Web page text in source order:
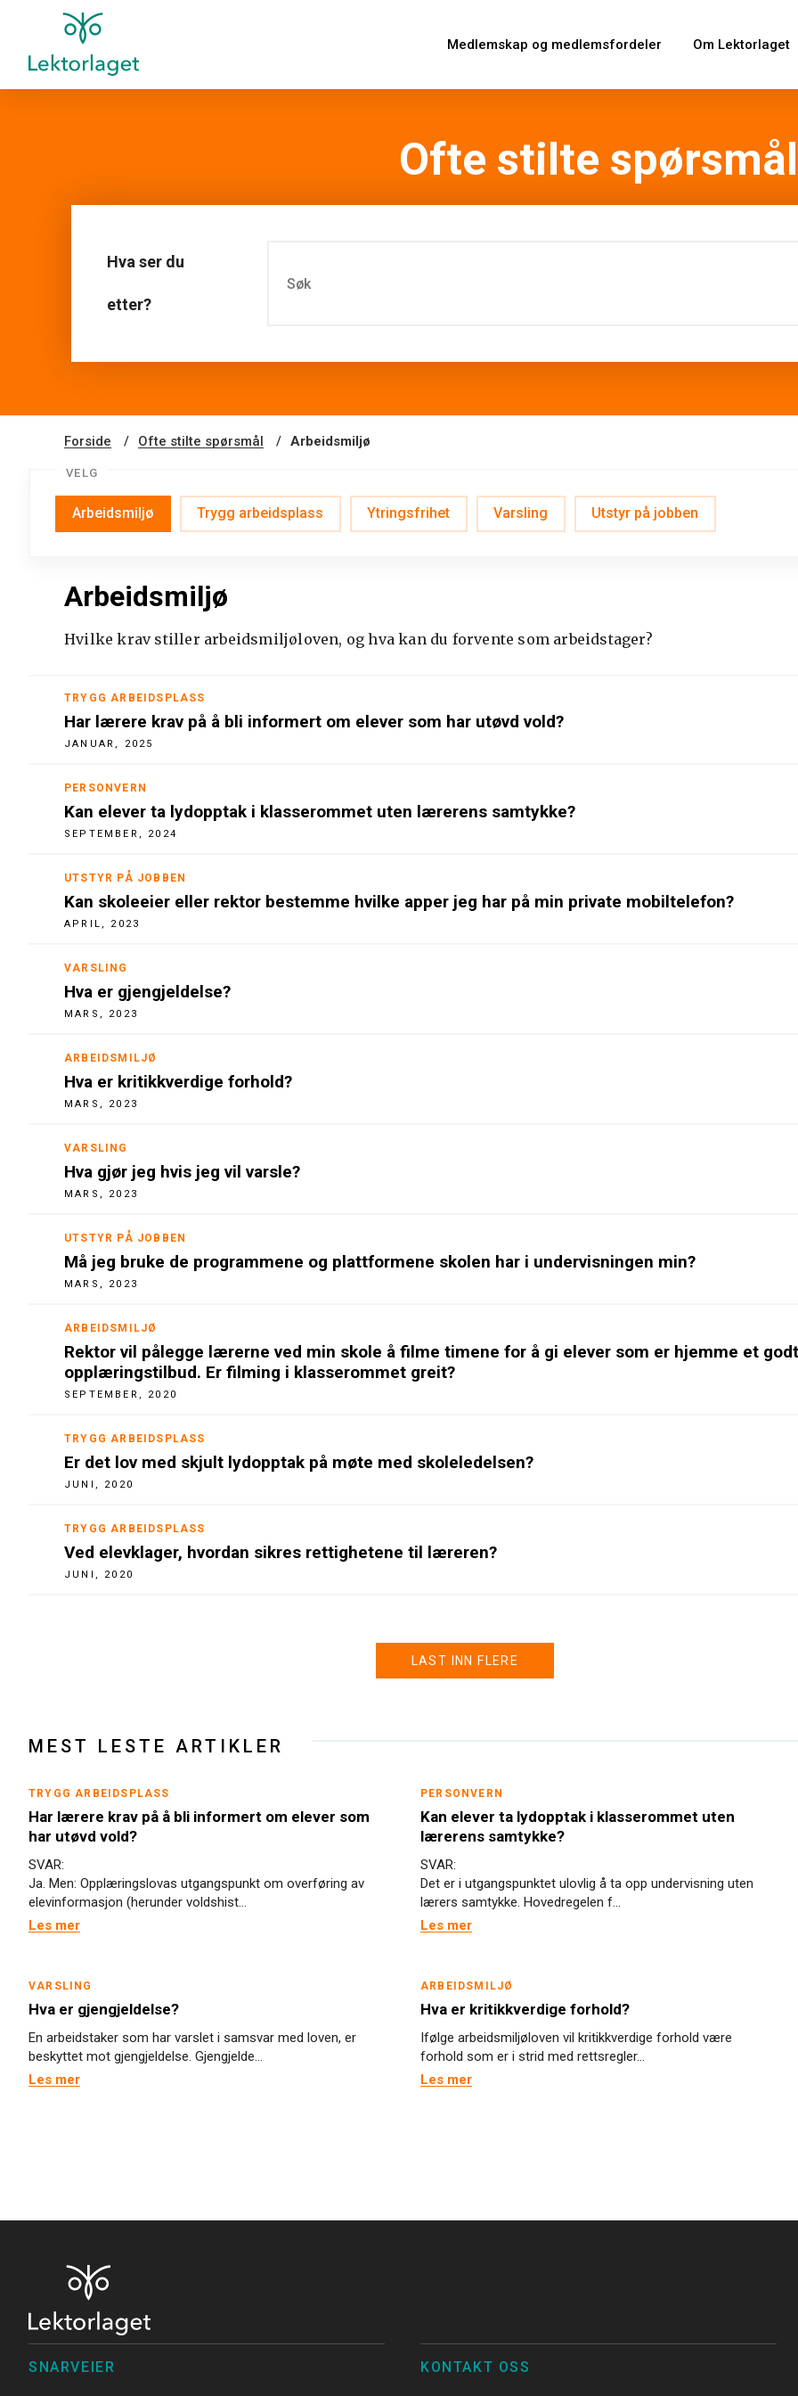
Medlemskap og medlemsfordeler Om Lektorlaget
Ofte stilte spørsmål
Hva ser du
etter?
Forside Ofte stilte spørsmål Arbeidsmiljø
VELG
Arbeidsmiljø Trygg arbeidsplass Ytringsfrihet Varsling Utstyr på jobben
Arbeidsmiljø
Hvilke krav stiller arbeidsmiljøloven, og hva kan du forvente som arbeidstager?
TRYGG ARBEIDSPLASS
Har lærere krav på å bli informert om elever som har utøvd vold?
JANUAR, 2025
PERSONVERN
Kan elever ta lydopptak i klasserommet uten lærerens samtykke?
SEPTEMBER, 2024
UTSTYR PÅ JOBBEN
Kan skoleeier eller rektor bestemme hvilke apper jeg har på min private mobiltelefon?
APRIL, 2023
VARSLING
Hva er gjengjeldelse?
MARS, 2023
ARBEIDSMILJØ
Hva er kritikkverdige forhold?
MARS, 2023
VARSLING
Hva gjør jeg hvis jeg vil varsle?
MARS, 2023
UTSTYR PÅ JOBBEN
Må jeg bruke de programmene og plattformene skolen har i undervisningen min?
MARS, 2023
ARBEIDSMILJØ
Rektor vil pålegge lærerne ved min skole å filme timene for å gi elever som er hjemme et godt
opplæringstilbud. Er filming i klasserommet greit?
SEPTEMBER, 2020
TRYGG ARBEIDSPLASS
Er det lov med skjult lydopptak på møte med skoleledelsen?
JUNI, 2020
TRYGG ARBEIDSPLASS
Ved elevklager, hvordan sikres rettighetene til læreren?
JUNI, 2020
LAST INN FLERE
MEST LESTE ARTIKLER
TRYGG ARBEIDSPLASS
Har lærere krav på å bli informert om elever som
har utøvd vold?
SVAR:
Ja. Men: Opplæringslovas utgangspunkt om overføring av
elevinformasjon (herunder voldshist...
Les mer
PERSONVERN
Kan elever ta lydopptak i klasserommet uten
lærerens samtykke?
SVAR:
Det er i utgangspunktet ulovlig å ta opp undervisning uten
lærers samtykke. Hovedregelen f...
Les mer
VARSLING
Hva er gjengjeldelse?
En arbeidstaker som har varslet i samsvar med loven, er
beskyttet mot gjengjeldelse. Gjengjelde...
Les mer
ARBEIDSMILJØ
Hva er kritikkverdige forhold?
Ifølge arbeidsmiljøloven vil kritikkverdige forhold være
forhold som er i strid med rettsregler...
Les mer
SNARVEIER KONTAKT OSS